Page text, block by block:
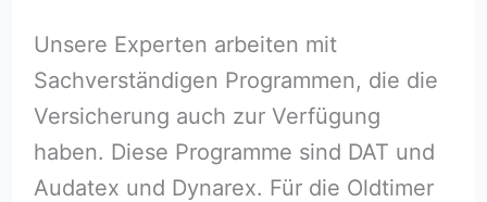
Unsere Experten arbeiten mit
Sachverständigen Programmen, die die
Versicherung auch zur Verfügung
haben. Diese Programme sind DAT und
Audatex und Dynarex. Für die Oldtimer